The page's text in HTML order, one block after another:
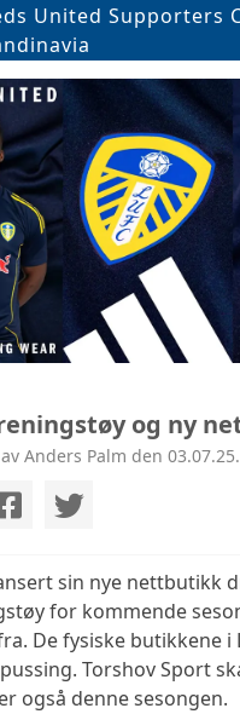
United Supporters
og ny
Anders Palm den 03.07.25.
sin nye nettbutikk
for kommende
De fysiske butikkene i
Torshov Sport
også denne sesongen.